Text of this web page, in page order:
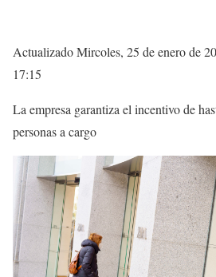
ActualizadoMircoles, 25 de enero de
17:15
La empresa garantiza el incentivo de
personas a cargo